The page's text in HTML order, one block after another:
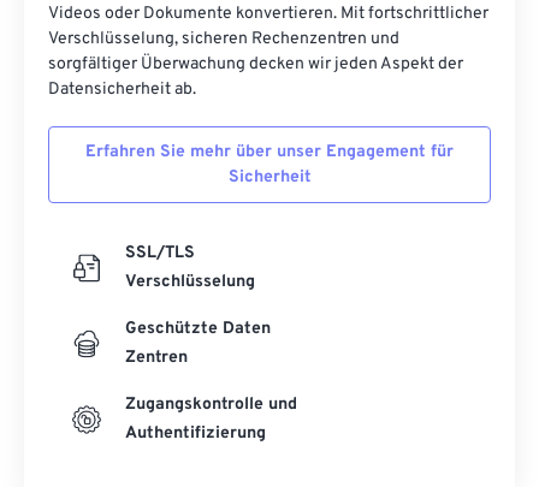
Videos oder Dokumente konvertieren. Mit fortschrittlicher
Verschlüsselung, sicheren Rechenzentren und
sorgfältiger Überwachung decken wir jeden Aspekt der
Datensicherheit ab.
Erfahren Sie mehr über unser Engagement für
Sicherheit
SSL/TLS
Verschlüsselung
Geschützte Daten
Zentren
Zugangskontrolle und
Authentifizierung